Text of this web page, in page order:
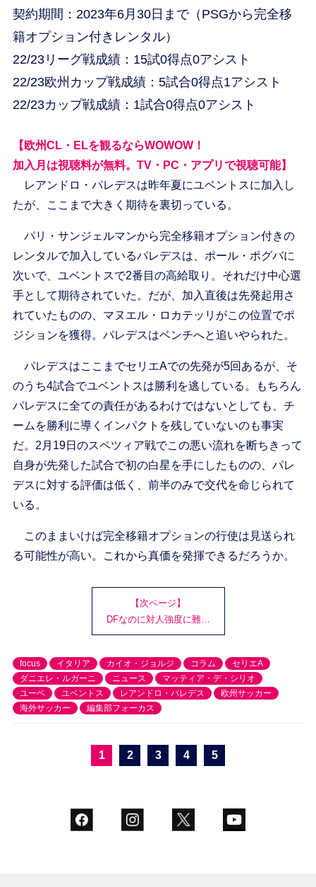
契約期間：2023年6月30日まで（PSGから完全移
籍オプション付きレンタル）
22/23リーグ戦成績：15試0得点0アシスト
22/23欧州カップ戦成績：5試合0得点1アシスト
22/23カップ戦成績：1試合0得点0アシスト
【欧州CL・ELを観るならWOWOW！
加入月は視聴料が無料。TV・PC・アプリで視聴可能】
レアンドロ・パレデスは昨年夏にユベントスに加入し
たが、ここまで大きく期待を裏切っている。
パリ・サンジェルマンから完全移籍オプション付きの
レンタルで加入しているパレデスは、ポール・ポグバに
次いで、ユベントスで2番目の高給取り。それだけ中心選
手として期待されていた。だが、加入直後は先発起用さ
れていたものの、マヌエル・ロカテッリがこの位置でポ
ジションを獲得。パレデスはベンチへと追いやられた。
パレデスはここまでセリエAでの先発が5回あるが、そ
のうち4試合でユベントスは勝利を逃している。もちろん
パレデスに全ての責任があるわけではないとしても、チ
ームを勝利に導くインパクトを残していないのも事実
だ。2月19日のスペツィア戦でこの悪い流れを断ちきって
自身が先発した試合で初の白星を手にしたものの、パレ
デスに対する評価は低く、前半のみで交代を命じられて
いる。
このままいけば完全移籍オプションの行使は見送られ
る可能性が高い。これから真価を発揮できるだろうか。
【次ページ】
DFなのに対人強度に難…
focus イタリア カイオ・ジョルジ コラム
セリエA
ダニエレ・ルガーニ
ニュース
マッティア・デ・シリオ
ユーベ
ユベントス レアンドロ・パレデス
欧州サッカー
海外サッカー
編集部フォーカス
1 2 3 4 5